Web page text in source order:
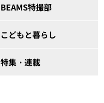
BEAMS特撮部
こどもと暮らし
特集・連載